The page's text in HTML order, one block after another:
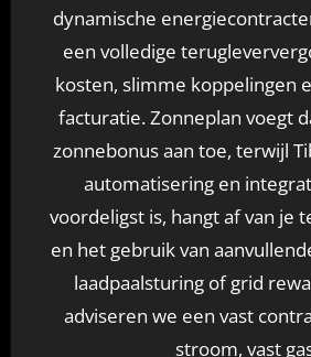
dynamische
een volledige
kosten, slimme koppelingen
facturatie. Zonneplan voegt
zonnebonus aan toe, terwijl
automatisering en
voordeligst is, hangt af van je
en het gebruik van
laadpaalsturing of grid
adviseren we een vast
stroom, vast